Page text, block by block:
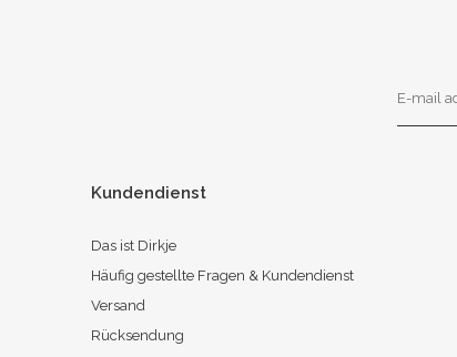
Kundendienst
Das ist Dirkje
Häufig gestellte Fragen & Kundendienst
Versand
Rücksendung